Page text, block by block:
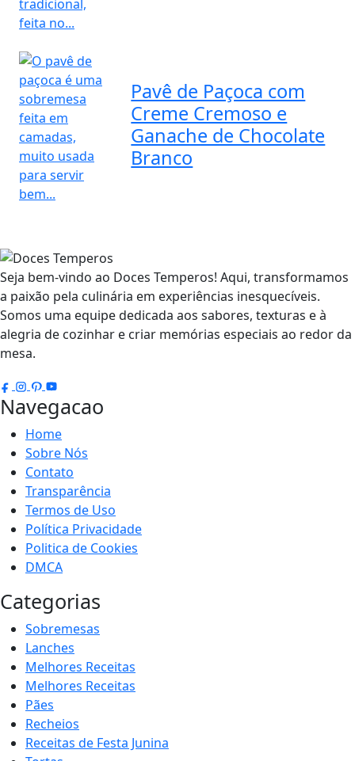
Pavê de Paçoca com
Creme Cremoso e
Ganache de Chocolate
Branco
Seja bem-vindo ao Doces Temperos! Aqui, transformamos
a paixão pela culinária em experiências inesquecíveis.
Somos uma equipe dedicada aos sabores, texturas e à
alegria de cozinhar e criar memórias especiais ao redor da
mesa.
Navegacao
Home
Sobre Nós
Contato
Transparência
Termos de Uso
Política Privacidade
Politica de Cookies
DMCA
Categorias
Sobremesas
Lanches
Melhores Receitas
Melhores Receitas
Pães
Recheios
Receitas de Festa Junina